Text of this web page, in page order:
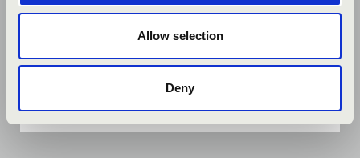
Allow selection
Deny